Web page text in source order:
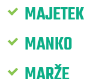
MAJETEK
MANKO